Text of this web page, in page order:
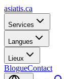
asiatis.ca
Services
Langues
Lieux
BlogueContact